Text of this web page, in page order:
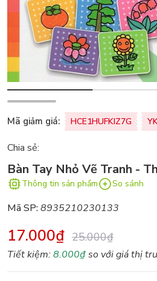
Mã giảm giá: HCE1HUFKIZ7G
Chia sẻ:
Bàn Tay Nhỏ Vẽ Tranh -
Thông tin sản phẩm So sánh
Mã SP:8935210230133
17.000₫ 25.000₫
Tiết kiệm:8.000₫so với giá thị